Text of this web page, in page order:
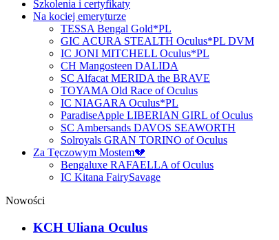
Szkolenia i certyfikaty
Na kociej emeryturze
TESSA Bengal Gold*PL
GIC ACURA STEALTH Oculus*PL DVM
IC JONI MITCHELL Oculus*PL
CH Mangosteen DALIDA
SC Alfacat MERIDA the BRAVE
TOYAMA Old Race of Oculus
IC NIAGARA Oculus*PL
ParadiseApple LIBERIAN GIRL of Oculus
SC Ambersands DAVOS SEAWORTH
Solroyals GRAN TORINO of Oculus
Za Tęczowym Mostem💔
Bengaluxe RAFAELLA of Oculus
IC Kitana FairySavage
Nowości
KCH Uliana Oculus